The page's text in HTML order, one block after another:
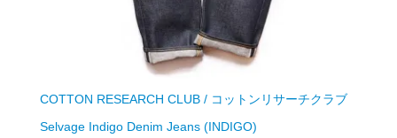
COTTON RESEARCH CLUB / コットンリサーチクラブ
Selvage Indigo Denim Jeans (INDIGO)